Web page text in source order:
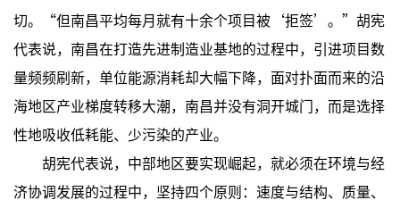
切。“但南昌平均每月就有十余个项目被‘拒签’。”胡宪
代表说，南昌在打造先进制造业基地的过程中，引进项目数
量频频刷新，单位能源消耗却大幅下降，面对扑面而来的沿
海地区产业梯度转移大潮，南昌并没有洞开城门，而是选择
性地吸收低耗能、少污染的产业。
胡宪代表说，中部地区要实现崛起，就必须在环境与经
济协调发展的过程中，坚持四个原则：速度与结构、质量、